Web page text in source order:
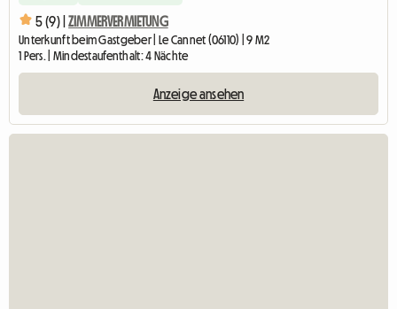
5 (9) | ZIMMERVERMIETUNG
Unterkunft beim Gastgeber | Le Cannet (06110) | 9 M2
1 Pers. | Mindestaufenthalt: 4 Nächte
Anzeige ansehen